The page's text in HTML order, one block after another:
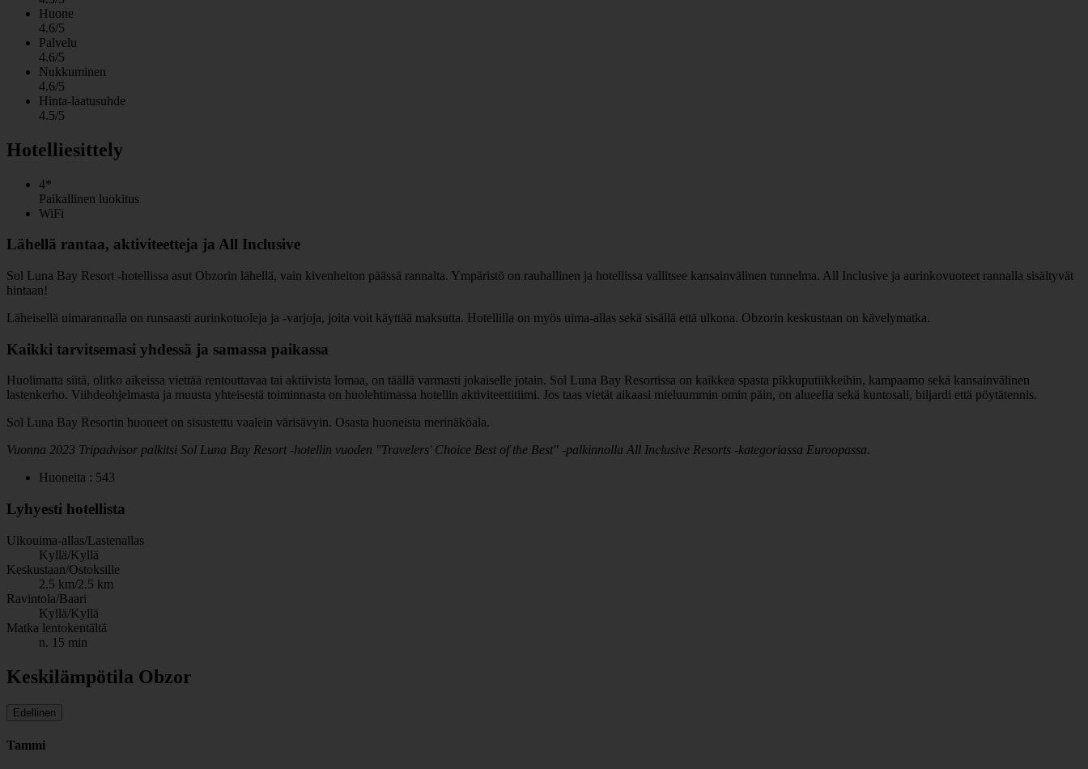
Huone
4.6/5
Palvelu
4.6/5
Nukkuminen
4.6/5
Hinta-laatusuhde
4.5/5
Hotelliesittely
4*
Paikallinen luokitus
WiFi
Lähellä rantaa, aktiviteetteja ja All Inclusive
Sol Luna Bay Resort -hotellissa asut Obzorin lähellä, vain kivenheiton päässä rannalta. Ympäristö on rauhallinen ja hotellissa vallitsee kansainvälinen tunnelma. All Inclusive ja aurinkovuoteet rannalla sisältyvät
hintaan!
Läheisellä uimarannalla on runsaasti aurinkotuoleja ja -varjoja, joita voit käyttää maksutta. Hotellilla on myös uima-allas sekä sisällä että ulkona. Obzorin keskustaan on kävelymatka.
Kaikki tarvitsemasi yhdessä ja samassa paikassa
Huolimatta siitä, olitko aikeissa viettää rentouttavaa tai aktiivista lomaa, on täällä varmasti jokaiselle jotain. Sol Luna Bay Resortissa on kaikkea spasta pikkuputiikkeihin, kampaamo sekä kansainvälinen
lastenkerho. Viihdeohjelmasta ja muusta yhteisestä toiminnasta on huolehtimassa hotellin aktiviteettitiimi. Jos taas vietät aikaasi mieluummin omin päin, on alueella sekä kuntosali, biljardi että pöytätennis.
Sol Luna Bay Resortin huoneet on sisustettu vaalein värisävyin. Osasta huoneista merinäköala.
Vuonna 2023 Tripadvisor palkitsi Sol Luna Bay Resort -hotellin vuoden "Travelers' Choice Best of the Best" -palkinnolla All Inclusive Resorts -kategoriassa Euroopassa.
Huoneita : 543
Lyhyesti hotellista
Ulkouima-allas/Lastenallas
Kyllä/Kyllä
Keskustaan/Ostoksille
2.5 km/2.5 km
Ravintola/Baari
Kyllä/Kyllä
Matka lentokentältä
n. 15 min
Keskilämpötila Obzor
Edellinen
Tammi